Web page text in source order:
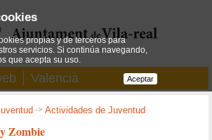
Valencià
->Actividades de Juventud
Zombie
propias y de terceros para
servicios. Si continúa navegando,
que acepta su uso.
Aceptar